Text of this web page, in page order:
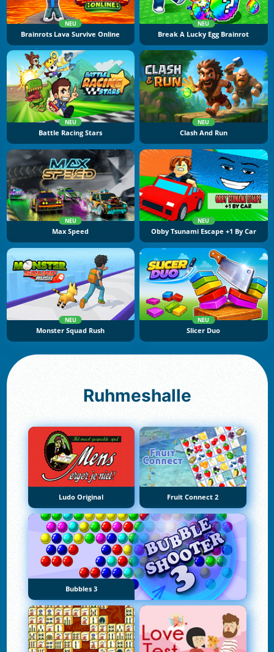
NEU
Brainrots Lava Survive Online
NEU
Break A Lucky Egg Brainrot
NEU
Battle Racing Stars
NEU
Clash And Run
NEU
Max Speed
NEU
Obby Tsunami Escape +1 By Car
NEU
Monster Squad Rush
NEU
Slicer Duo
Ruhmeshalle
Ludo Original Fruit Connect 2
Bubbles 3